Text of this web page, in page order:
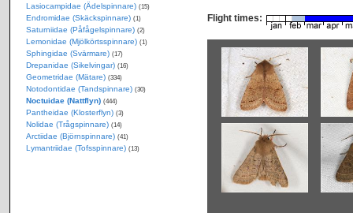
Flight times:
Lasiocampidae (Ädelspinnare) (15)
Endromidae (Skäckspinnare) (1)
Saturniidae (Påfågelspinnare) (2)
Lemonidae (Mjölkörtsspinnare) (1)
Sphingidae (Svärmare) (17)
Drepanidae (Sikelvingar) (16)
Geometridae (Mätare) (334)
Notodontidae (Tandspinnare) (30)
Noctuidae (Nattflyn) (444)
Pantheidae (Klosterflyn) (3)
Nolidae (Trågspinnare) (14)
Arctiidae (Björnspinnare) (41)
Lymantriidae (Tofsspinnare) (13)